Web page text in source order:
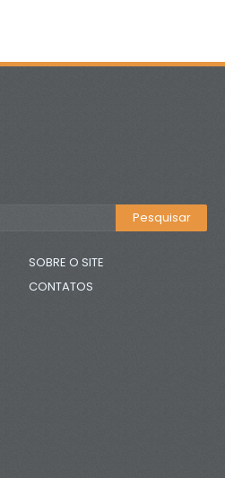
SOBRE O SITE
CONTATOS